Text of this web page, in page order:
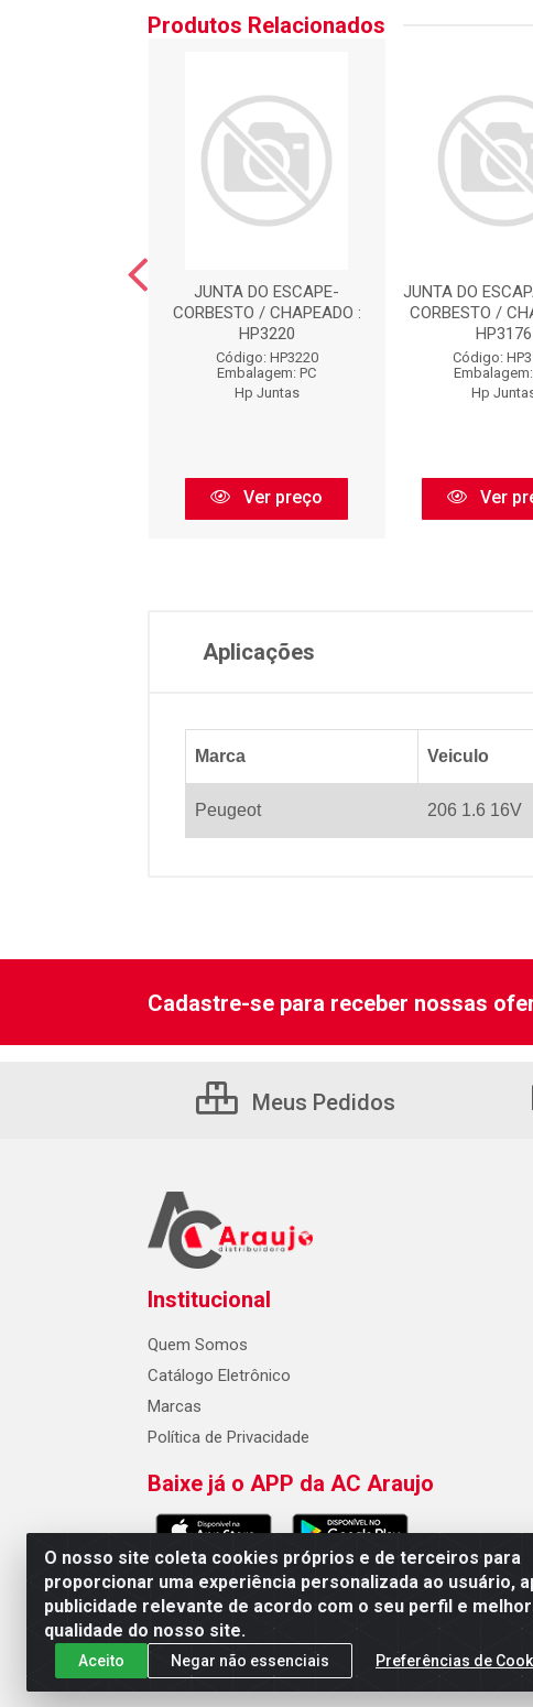
Produtos Relacionados
JUNTA DO ESCAPE-
CORBESTO / CHAPEADO :
HP3220
Código: HP3220
Embalagem: PC
Hp Juntas
Ver preço
JUNTA DO
CORBESTO /
HP3176
Código:
Embalagem:
Hp
Ver
Aplicações
Marca Veiculo
Peugeot 206 1.6 16V
O nosso site coleta cookies próprios e de terceiros para
proporcionar uma experiência personalizada ao usuário,
publicidade relevante de acordo com o seu perfil e
qualidade do nosso site.
Aceito Negar não essenciais Preferências de
Cadastre-se para receber nossas
Meus Pedidos
Institucional
Quem Somos
Catálogo Eletrônico
Marcas
Política de Privacidade
Baixe já o APP da AC Araujo
AC Araujo Distribuidora - Rua